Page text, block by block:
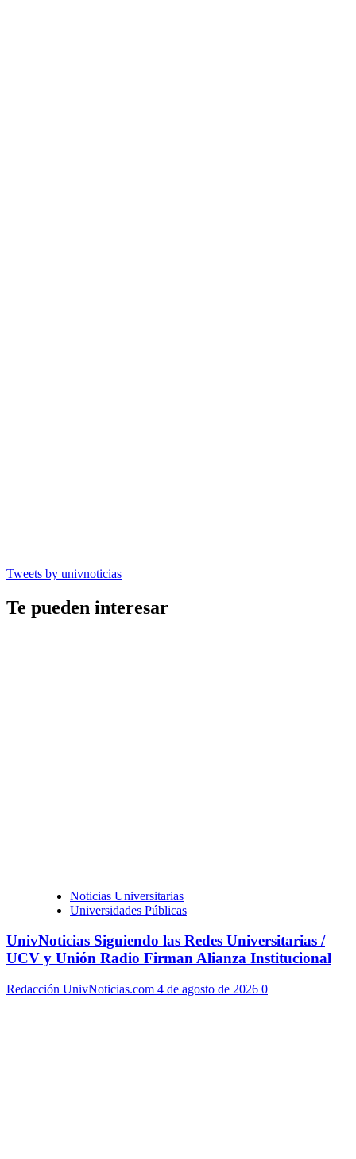
Tweets by univnoticias
Te pueden interesar
Noticias Universitarias
Universidades Públicas
UnivNoticias Siguiendo las Redes Universitarias /
UCV y Unión Radio Firman Alianza Institucional
Redacción UnivNoticias.com 4 de agosto de 2026 0